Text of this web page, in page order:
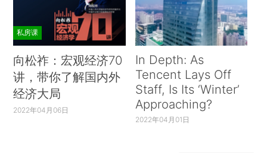
私房课
向松祚：宏观经济70
讲，带你了解国内外
经济大局
2022年04月06日
In Depth: As
Tencent Lays Off
Staff, Is Its ‘Winter’
Approaching?
2022年04月01日